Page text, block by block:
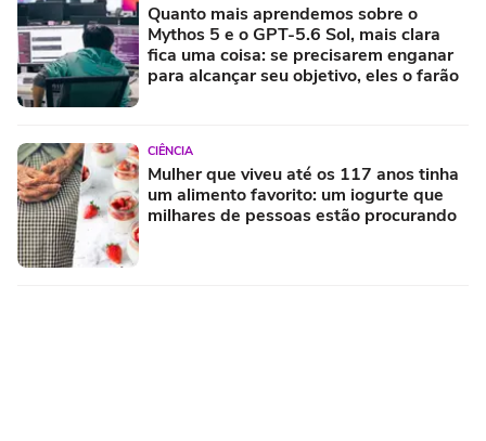
Quanto mais aprendemos sobre o
Mythos 5 e o GPT-5.6 Sol, mais clara
fica uma coisa: se precisarem enganar
para alcançar seu objetivo, eles o farão
CIÊNCIA
Mulher que viveu até os 117 anos tinha
um alimento favorito: um iogurte que
milhares de pessoas estão procurando